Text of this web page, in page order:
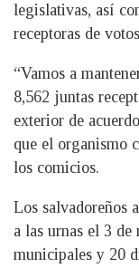
legislativas, así
receptoras de
“Vamos a
8,562 juntas
exterior de
que el organismo
los comicios.
Los salvadoreños
a las urnas el 3
municipales y 20